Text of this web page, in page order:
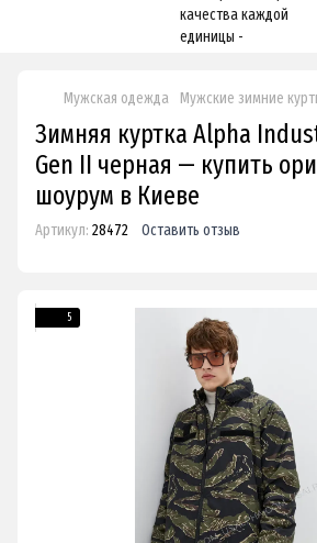
Мужская одежда Мужские зимние
Зимняя куртка Alpha
Gen II черная — купить
шоурум в Киеве
Артикул: 28472 Оставить отзыв
5